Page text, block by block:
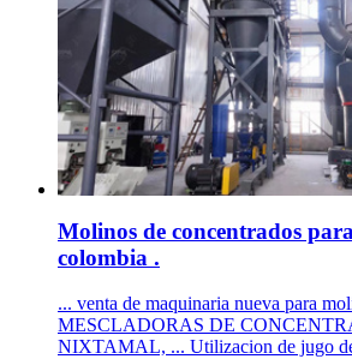
Molinos de concentrados
colombia .
... venta de maquinaria nueva para
MESCLADORAS DE
NIXTAMAL, ... Utilizacion de jugo de